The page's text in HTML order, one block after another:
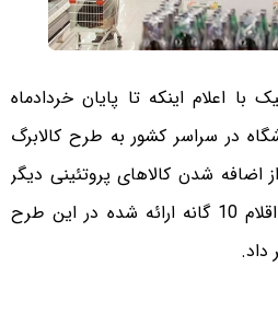
با اعلام اینکه تا پایان خردادماه
60 هزار فروشگاه در سراسر کشور به طرح کالابرگ
اضافه شدن کالاهای پروتئینی دیگر
مثل ماهی، حبوبات و... به اقلام 10 گانه ارائه شده در این طرح
داد.